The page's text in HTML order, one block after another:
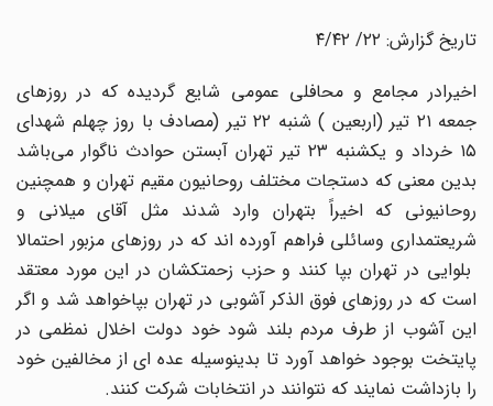
تاریخ گزارش: ٢٢/ ۴/۴۲
اخیرادر مجامع و محافلی عمومی شایع گردیده که در روزهای
جمعه ۲۱ تیر (اربعین ) شنبه ۲۲ تیر (مصادف با روز چهلم شهدای
۱۵ خرداد و یکشنبه ۲۳ تیر تهران آبستن حوادث ناگوار می‌باشد
بدین معنی که دستجات مختلف روحانیون مقیم تهران و همچنین
روحانیونی که اخیراً بتهران وارد شدند مثل آقای میلانی و
شریعتمداری وسائلی فراهم آورده اند که در روزهای مزبور احتمالا
بلوایی در تهران بپا کنند و حزب زحمتکشان در این مورد معتقد
است که در روزهای فوق الذکر آشوبی در تهران بپاخواهد شد و اگر
این آشوب از طرف مردم بلند شود خود دولت اخلال نمظمی در
پایتخت بوجود خواهد آورد تا بدینوسیله عده ای از مخالفین خود
را بازداشت نمایند که نتوانند در انتخابات شرکت کنند.